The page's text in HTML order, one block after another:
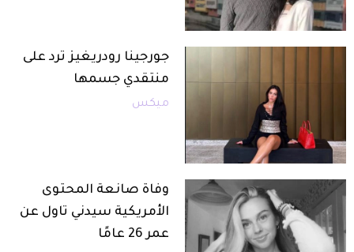
جورجينا رودريغيز ترد على
منتقدي جسمها
ميكس
وفاة صانعة المحتوى
الأمريكية سيدني تاول عن
عمر 26 عامًا